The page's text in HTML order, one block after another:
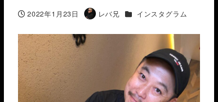
投稿日
2022年1月23日
著
レバ兄 カテゴリー
インスタグラム